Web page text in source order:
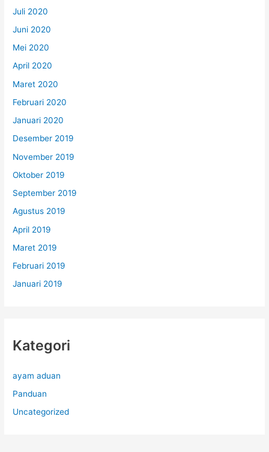
Juli 2020
Juni 2020
Mei 2020
April 2020
Maret 2020
Februari 2020
Januari 2020
Desember 2019
November 2019
Oktober 2019
September 2019
Agustus 2019
April 2019
Maret 2019
Februari 2019
Januari 2019
Kategori
ayam aduan
Panduan
Uncategorized